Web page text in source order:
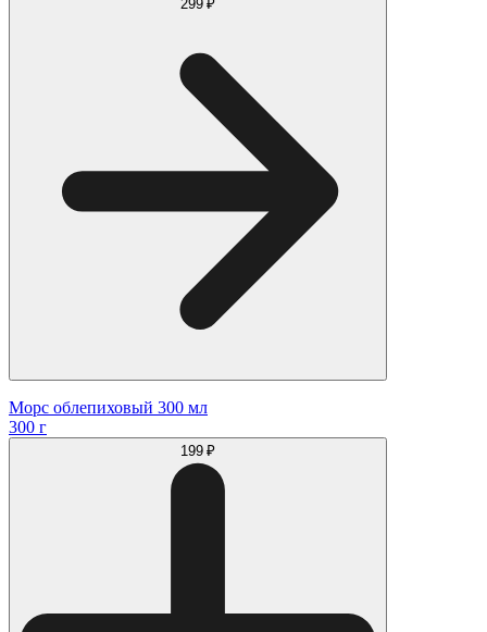
299 ₽
Морс облепиховый 300 мл
300 г
199 ₽